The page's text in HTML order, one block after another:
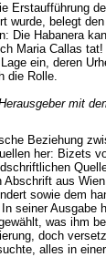
Erstaufführung
wurde, belegt
Die Habanera
Maria Callas
ein, deren
die Rolle.
mit
Beziehung
her: Bizets
aus
sowie dem
seiner Ausgabe
was ihm
doch
alles in